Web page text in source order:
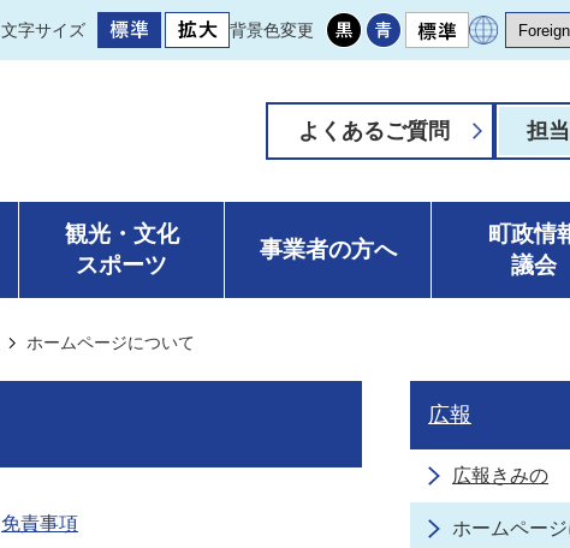
文字サイズ 背景色変更
よくあるご質問 担
観光・文化
スポーツ
事業者の方へ
町政情
議会
ホームページについて
免責事項
広報
広報きみの
ホームペー